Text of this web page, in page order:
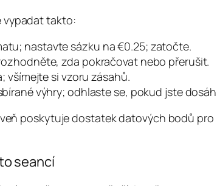
vypadat takto:
nastavte sázku na €0.25; zatočte.
zda pokračovat nebo přerušit.
všímejte si vzoru zásahů.
výhry; odhlaste se, pokud jste
poskytuje dostatek datových bodů
seancí